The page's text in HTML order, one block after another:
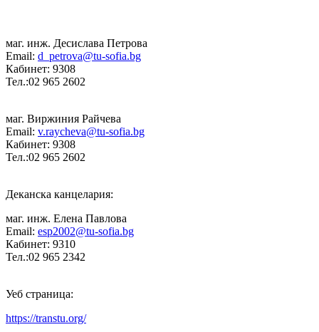
маг. инж. Десислава Петрова
Email: d_petrova@tu-sofia.bg
Кабинет: 9308
Тел.:02 965 2602
маг. Виржиния Райчева
Email: v.raycheva@tu-sofia.bg
Кабинет: 9308
Тел.:02 965 2602
Деканска канцелария:
маг. инж. Елена Павлова
Email: esp2002@tu-sofia.bg
Кабинет: 9310
Тел.:02 965 2342
Уеб страница:
https://transtu.org/